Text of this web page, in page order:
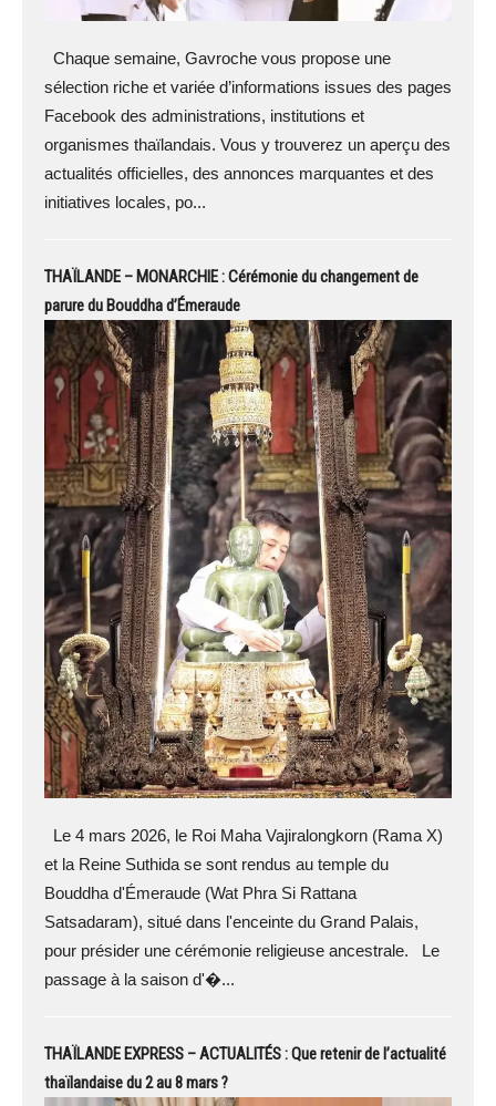
Chaque semaine, Gavroche vous propose une
sélection riche et variée d’informations issues des pages
Facebook des administrations, institutions et
organismes thaïlandais. Vous y trouverez un aperçu des
actualités officielles, des annonces marquantes et des
initiatives locales, po...
THAÏLANDE – MONARCHIE : Cérémonie du changement de
parure du Bouddha d’Émeraude
Le 4 mars 2026, le Roi Maha Vajiralongkorn (Rama X)
et la Reine Suthida se sont rendus au temple du
Bouddha d'Émeraude (Wat Phra Si Rattana
Satsadaram), situé dans l'enceinte du Grand Palais,
pour présider une cérémonie religieuse ancestrale. Le
passage à la saison d'�...
THAÏLANDE EXPRESS – ACTUALITÉS : Que retenir de l’actualité
thaïlandaise du 2 au 8 mars ?